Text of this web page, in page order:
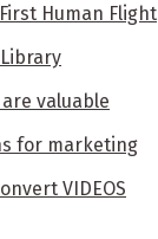
Human Flight
valuable
for marketing
VIDEOS